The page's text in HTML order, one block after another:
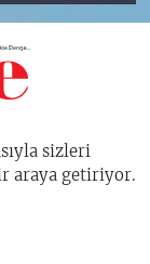
sizleri
araya getiriyor.